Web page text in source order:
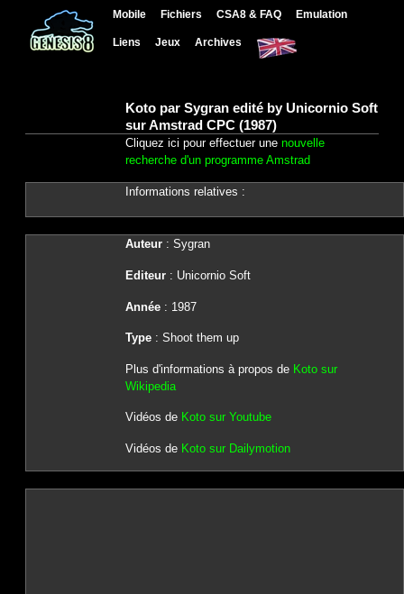
Mobile Fichiers CSA8 & FAQ Emulation
Liens Jeux Archives
Koto par Sygran edité by Unicornio Soft
sur Amstrad CPC (1987)
Cliquez ici pour effectuer une nouvelle
recherche d'un programme Amstrad
Informations relatives :
Auteur: Sygran
Editeur: Unicornio Soft
Année: 1987
Type: Shoot them up
Plus d'informations à propos de Koto sur
Wikipedia
Vidéos de Koto sur Youtube
Vidéos de Koto sur Dailymotion